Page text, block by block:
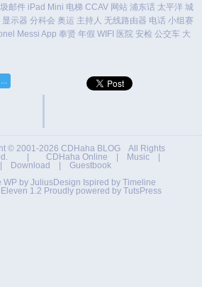
邮件 iPad Mini 电梯 CCAV 网站 浦东话 太平洋 城
显示器 分科会 奥运 主持人 无线路由器 电话 小组赛
Messi App 奉贤 年假 WIFI 医院 安检 公交车 大
© 2001-2026 CDHaha BLOG All Rights
| CDHaha Online Music
Download
Guestbook
WP by JuliusDesign Ispired by Timeline
1.2 Proudly powered by TutsPress